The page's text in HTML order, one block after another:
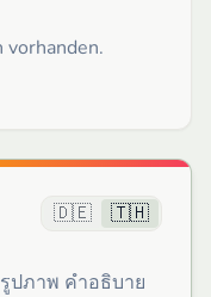
vorhanden.
🇩🇪 🇹🇭
ปภาพ คำอธิบาย